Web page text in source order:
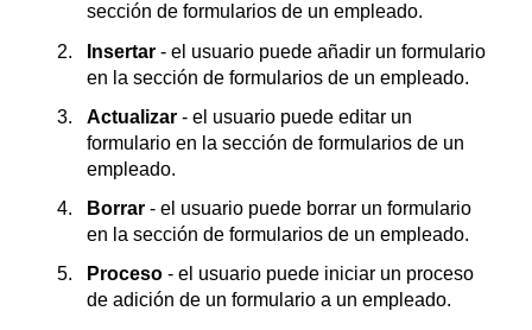
sección de formularios de un empleado.
Insertar - el usuario puede añadir un formulario
en la sección de formularios de un empleado.
Actualizar - el usuario puede editar un
formulario en la sección de formularios de un
empleado.
Borrar - el usuario puede borrar un formulario
en la sección de formularios de un empleado.
Proceso - el usuario puede iniciar un proceso
de adición de un formulario a un empleado.